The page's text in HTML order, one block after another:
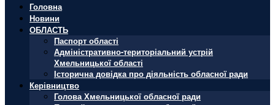
Головна
Новини
ОБЛАСТЬ
Паспорт області
Адміністративно-територіальний устрій
Хмельницької області
Історична довідка про діяльність обласної ради
Керівництво
Голова Хмельницької обласної ради